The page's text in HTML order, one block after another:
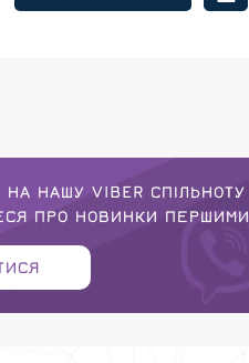
НА НАШУ VIBER СПІЛЬНОТУ
ПРО НОВИНКИ ПЕРШИМИ